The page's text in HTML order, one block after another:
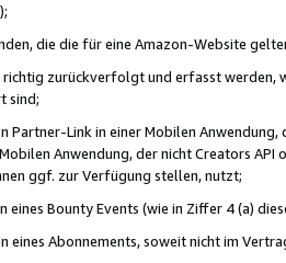
die die für eine Amazon-Website
zurückverfolgt und erfasst werden,
sind;
Partner-Link in einer Mobilen
Anwendung, der nicht Creators
ggf. zur Verfügung stellen, nutzt;
eines Bounty Events (wie in Ziffer 4 (a)
eines Abonnements, soweit nicht im